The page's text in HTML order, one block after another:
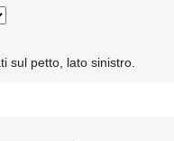
sul petto, lato sinistro.